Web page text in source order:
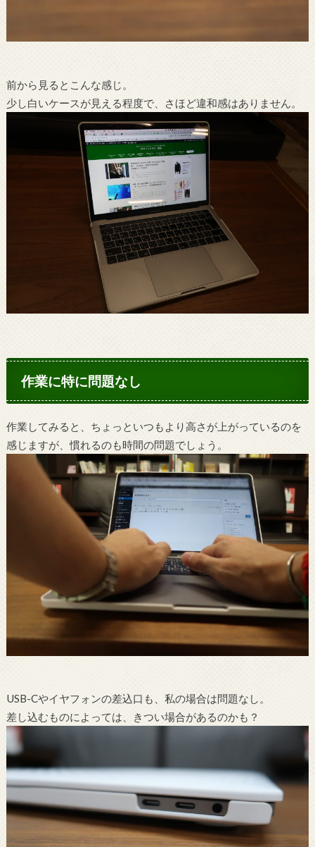
前から見るとこんな感じ。
少し白いケースが見える程度で、さほど違和感はありません。
作業に特に問題なし
作業してみると、ちょっといつもより高さが上がっているのを
感じますが、慣れるのも時間の問題でしょう。
USB-Cやイヤフォンの差込口も、私の場合は問題なし。
差し込むものによっては、きつい場合があるのかも？